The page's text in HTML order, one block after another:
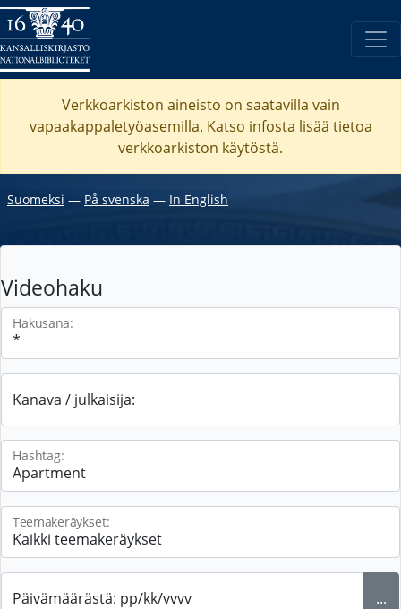
Verkkoarkiston aineisto on saatavilla vain
vapaakappaletyöasemilla. Katso infosta lisää tietoa
verkkoarkiston käytöstä.
Suomeksi ― På svenska ― In English
Videohaku
Hakusana:
Kanava / julkaisija:
Hashtag:
Teemakeräykset:
Päivämäärästä: pp/kk/vvvv ...